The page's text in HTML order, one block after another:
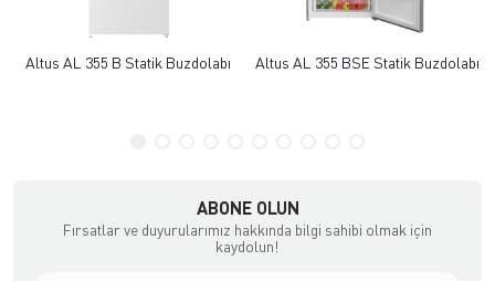
Altus AL 355 B Statik Buzdolabı Altus AL 355 BSE Statik Buzdolabı
ABONE OLUN
Fırsatlar ve duyurularımız hakkında bilgi sahibi olmak için
kaydolun!